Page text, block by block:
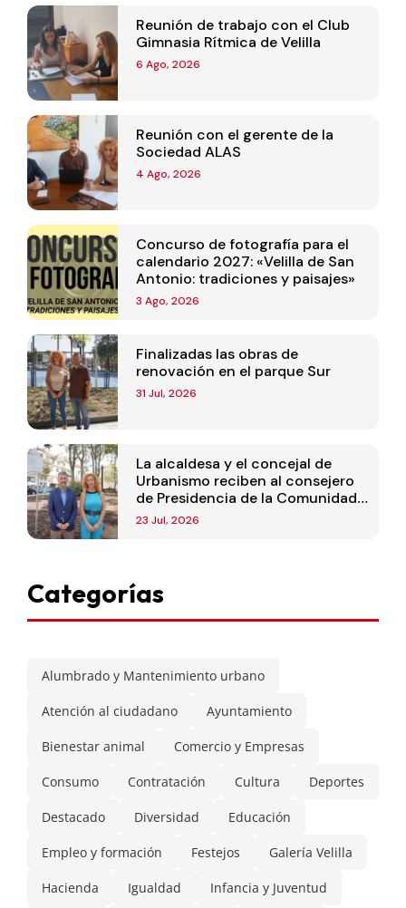
Reunión de trabajo con el Club
Gimnasia Rítmica de Velilla
6 Ago, 2026
Reunión con el gerente de la
Sociedad ALAS
4 Ago, 2026
Concurso de fotografía para el
calendario 2027: «Velilla de San
Antonio: tradiciones y paisajes»
3 Ago, 2026
Finalizadas las obras de
renovación en el parque Sur
31 Jul, 2026
La alcaldesa y el concejal de
Urbanismo reciben al consejero
de Presidencia de la Comunidad
de Madrid
23 Jul, 2026
Categorías
Alumbrado y Mantenimiento urbano
Atención al ciudadano Ayuntamiento
Bienestar animal Comercio y Empresas
Consumo Contratación Cultura Deportes
Destacado Diversidad Educación
Empleo y formación Festejos Galería Velilla
Hacienda Igualdad Infancia y Juventud